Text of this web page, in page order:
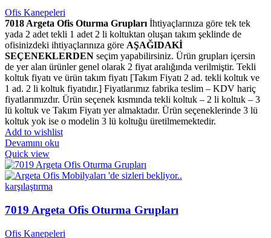
Ofis Kanepeleri
7018 Argeta Ofis Oturma Gruplarıİhtiyaçlarınıza göre tek tek
yada 2 adet tekli 1 adet 2 li koltuktan oluşan takım şeklinde de
ofisinizdeki ihtiyaçlarınıza göre AŞAĞIDAKİ
SEÇENEKLERDEN seçim yapabilirsiniz. Ürün grupları içersin
de yer alan ürünler genel olarak 2 fiyat aralığında verilmiştir. Tekli
koltuk fiyatı ve ürün takım fiyatı [Takım Fiyatı 2 ad. tekli koltuk ve
1 ad. 2 li koltuk fiyatıdır.] Fiyatlarımız fabrika teslim – KDV hariç
fiyatlarımızdır. Ürün seçenek kısmında tekli koltuk – 2 li koltuk – 3
lü koltuk ve Takım Fiyatı yer almaktadır. Ürün seçeneklerinde 3 lü
koltuk yok ise o modelin 3 lü koltuğu üretilmemektedir.
Add to wishlist
Devamını oku
Quick view
karşılaştırma
7019 Argeta Ofis Oturma Grupları
Ofis Kanepeleri